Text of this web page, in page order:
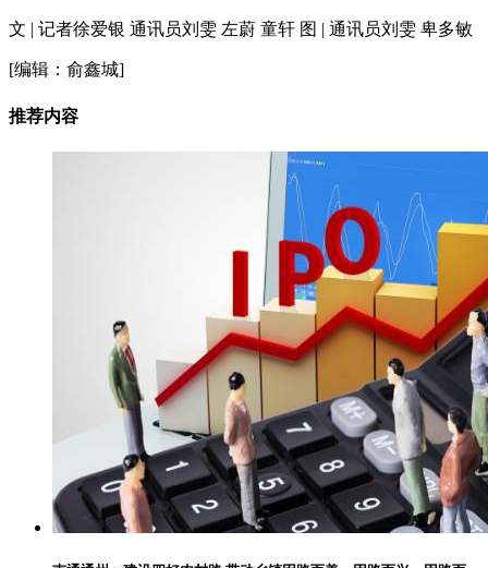
文 | 记者徐爱银 通讯员刘雯 左蔚 童轩 图 | 通讯员刘雯 卑多敏
[编辑：俞鑫城]
推荐内容